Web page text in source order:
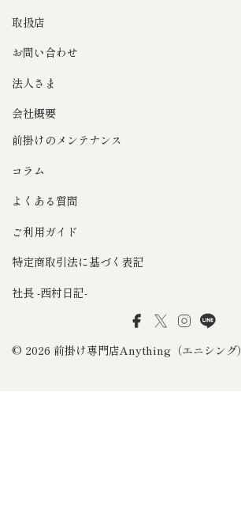
取扱店
お問い合わせ
法人さま
会社概要
前掛けのメンテナンス
コラム
よくある質問
ご利用ガイド
特定商取引法に基づく表記
社長 -西村日記-
FacebookTwitterInstagram
LINE
© 2026 前掛け専門店Anything（エニシング）